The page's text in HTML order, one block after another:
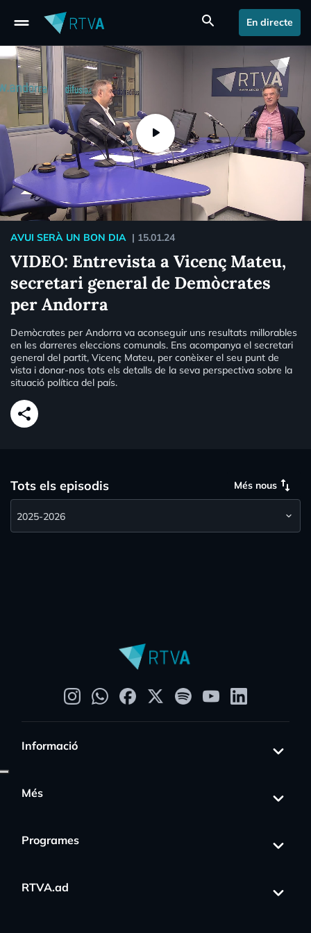
drag_handle search En directe
AVUI SERÀ UN BON DIA | 15.01.24
VIDEO: Entrevista a Vicenç Mateu,
secretari general de Demòcrates
per Andorra
Demòcrates per Andorra va aconseguir uns resultats millorables
en les darreres eleccions comunals. Ens acompanya el secretari
general del partit, Vicenç Mateu, per conèixer el seu punt de
vista i donar-nos tots els detalls de la seva perspectiva sobre la
situació política del país.
share
Tots els episodis Més nous swap_vert
Informació
Més
Programes
RTVA.ad